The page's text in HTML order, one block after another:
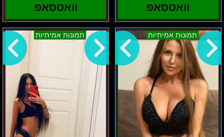
וואטסאפ וואטסאפ
תמונות אמיתיות
צפון
הארץ
אינגה
תמונות אמיתיות
באזור
חיפה-
אנדריאנה